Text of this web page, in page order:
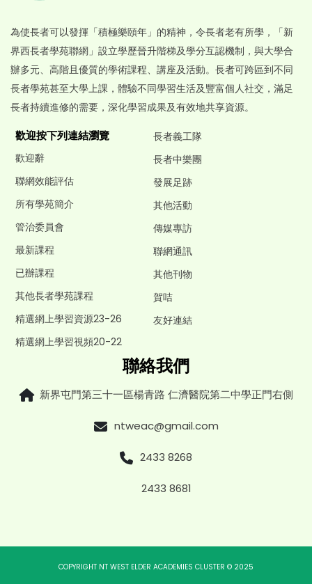
為使長者可以發揮「積極樂頤年」的精神，令長者老有所學，「新
界西長者學苑聯網」設立學歷晉升階梯及學分互認機制，與大學合
辦多元、高階且優質的學術課程、講座及活動。長者可跨區到不同
長者學苑甚至大學上課，體驗不同學習生活及豐富個人社交，滿足
長者持續進修的需要，深化學習成果及有效地共享資源。
歡迎按下列連結瀏覽
歡迎辭
聯網效能評估
所有學苑簡介
管治委員會
最新課程
已辦課程
其他長者學苑課程
精選網上學習資源23-26
精選網上學習視頻20-22
長者義工隊
長者中樂團
發展足跡
其他活動
傳媒專訪
聯網通訊
其他刊物
賀咭
友好連結
聯絡我們
新界屯門第三十一區楊青路 仁濟醫院第二中學正門右側
ntweac@gmail.com
2433 8268
2433 8681
COPYRIGHT NT WEST ELDER ACADEMIES CLUSTER © 2025